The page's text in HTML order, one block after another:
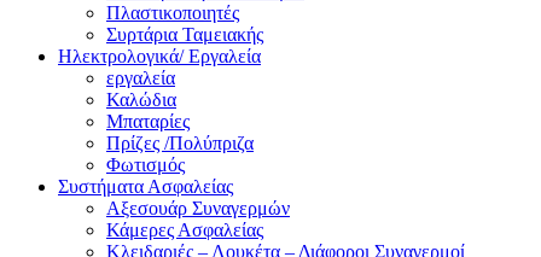
Πλαστικοποιητές
Συρτάρια Ταμειακής
Ηλεκτρολογικά/ Εργαλεία
εργαλεία
Καλώδια
Μπαταρίες
Πρίζες /Πολύπριζα
Φωτισμός
Συστήματα Ασφαλείας
Αξεσουάρ Συναγερμών
Κάμερες Ασφαλείας
Κλειδαριές – Λουκέτα – Διάφοροι Συναγερμοί